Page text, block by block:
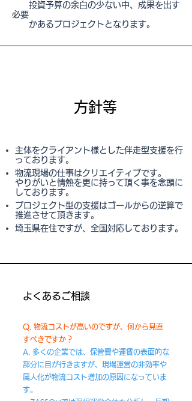
投資予算の余白の少ない中、成果を出す
必要
かあるプロジェ クトとなります。
​方針等
主体をクライアント様とした伴走型支援を行
っております。
​物流現場の仕事はクリエイティブです。
やりがいと情熱を更に持って頂く事を念頭に
しております。
​プロジェクト型の支援はゴールからの逆算で
推進させて頂きます。
​埼玉県在住ですが、全国対応しております。
よくあるご相談
Q. 物流コストが高いのですが、何から見直
すべきですか？
A. 多くの企業では、保管費や運賃の表面的な
部分に目が行きますが、現場運営の非効率や
属人化が物流コスト増加の原因になっていま
す。